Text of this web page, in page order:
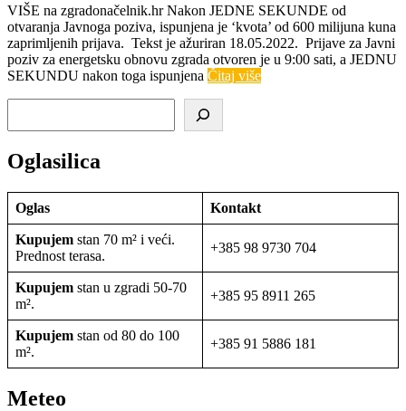
VIŠE na zgradonačelnik.hr Nakon JEDNE SEKUNDE od
otvaranja Javnoga poziva, ispunjena je ‘kvota’ od 600 milijuna kuna
zaprimljenih prijava. Tekst je ažuriran 18.05.2022. Prijave za Javni
poziv za energetsku obnovu zgrada otvoren je u 9:00 sati, a JEDNU
SEKUNDU nakon toga ispunjena Čitaj više
Oglasilica
Oglas Kontakt
Kupujem stan 70 m² i veći.
Prednost terasa.
+385 98 9730 704
Kupujem stan u zgradi 50-70
m².
+385 95 8911 265
Kupujem stan od 80 do 100
m².
+385 91 5886 181
Meteo